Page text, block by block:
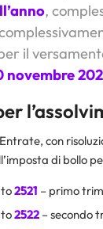
,
il
novembre
Entrate, con
di bollo
2521 – primo
2522 – secondo